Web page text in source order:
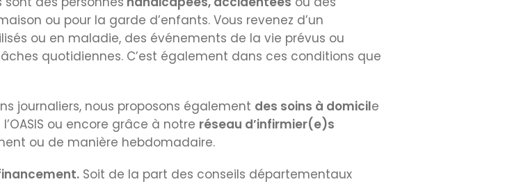
ou pour la garde d’enfants. Vous revenez d’un
ou en maladie, des événements de la vie prévus ou
quotidiennes. C’est également dans ces conditions que
journaliers, nous proposons également des soins à domicile
ou encore grâce à notre réseau d’infirmier(e)s
ou de manière hebdomadaire.
Soit de la part des conseils départementaux